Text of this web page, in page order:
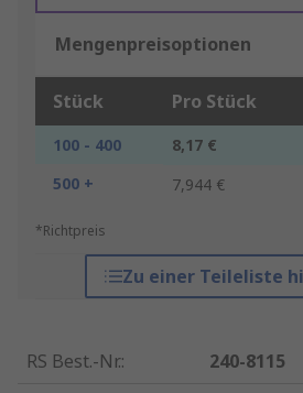
Mengenpreisoptionen
Stück Pro Stück
100 - 400 8,17 €
500 +
7,944 €
*Richtpreis
Zu einer Teileliste
RS Best.-Nr.:
240-8115